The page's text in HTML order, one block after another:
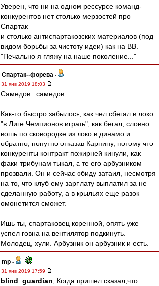
Уверен, что ни на одном рессурсе команд-
конкурентов нет столько мерзостей про
Спартак
и столько антиспартаковских материалов (под
видом борьбы за чистоту идеи) как на ВВ.
"Печально я гляжу на наше поколение..."
Cпартак--форева -
31 янв 2019 18:03
Самедов...самедов..
Как-то быстро забылось, как чел сбегал в локо
"в Лиге Чемпионов играть", как бегал, словно
вошь по сковородке из локо в динамо и
обратно, попутно отказав Карпину, потому что
конкуренты контракт пожирней кинули, как
факи трибунам тыкал, а те его арбузником
прозвали. Он и сейчас обиду затаил, несмотря
на то, что клуб ему зарплату выплатил за не
сделанную работу, а в крыльях еще разок
омонетится сможет.
Ишь ты, спартаковец коренной, опять уже
успел говна на вентилятор подкинуть.
Молодец, хули. Арбузник он арбузник и есть.
mp -
31 янв 2019 17:59
blind_guardian , Когда пришел сказал,что